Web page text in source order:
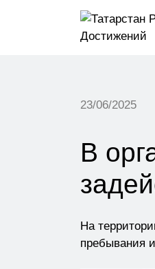
23/06/2025
В
На
пребывания